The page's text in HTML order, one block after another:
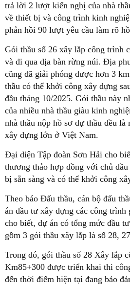
trả lời 2 lượt kiến nghị của nhà
về thiết bị và công trình kinh
phản hồi 90 lượt yêu cầu làm rõ
Gói thầu số 26 xây lắp công trình
và đi qua địa bàn rừng núi. Địa
cũng đã giải phóng được hơn 3
thầu có thể khởi công xây dựng
đầu tháng 10/2025. Gói thầu này
của nhiều nhà thầu giàu kinh
nhà thầu nộp hồ sơ dự thầu đều là
xây dựng lớn ở Việt Nam.
Đại diện Tập đoàn Sơn Hải cho
thương thảo hợp đồng với chủ
bị sẵn sàng và có thể khởi công
Theo báo Đấu thầu, cán bộ đấu
án đầu tư xây dựng các công
cho biết, dự án có tổng mức đầu
gồm 3 gói thầu xây lắp là số 28,
Trong đó, gói thầu số 28 Xây lắp
Km85+300 được triển khai thi
đến thời điểm hiện tại đang bảo